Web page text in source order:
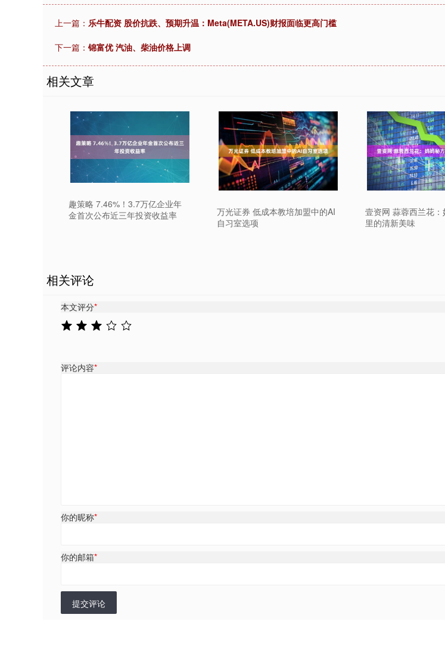
上一篇： 乐牛配资 股价抗跌、预期升温：Meta(META.US)财报面临更高门槛
下一篇： 锦富优 汽油、柴油价格上调
相关文章
趣策略 7.46%！3.7万亿企业年
金首次公布近三年投资收益率
万光证券 低成本教培加盟中的AI
自习室选项
壹资网 蒜蓉西兰花
里的清新美味
相关评论
本文评分*
评论内容*
你的昵称*
你的邮箱*
提交评论